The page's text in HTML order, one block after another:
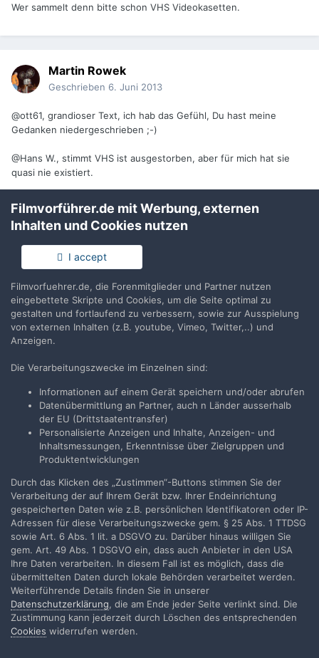
Wer sammelt denn bitte schon VHS Videokasetten.
Martin Rowek
Geschrieben 6. Juni 2013
@ott61, grandioser Text, ich hab das Gefühl, Du hast meine
Gedanken niedergeschrieben ;-)
@Hans W., stimmt VHS ist ausgestorben, aber für mich hat sie
quasi nie existiert.
Gast renehaeberlein
Geschrieben 6. Juni 2013
Schule den Kindern erst einmal was Film ist. Viele kennen nur
Fernsehen und digitale Medien. Das wird wieder ein riesiger
Spass.
Fehlt mir nur ein Stück alter 35mm Film damit die Kids mal was
zum Anfassen haben.
Silas Leachman
Geschrieben 7. Juni 2013
Am 6.6.2013 um 19:19 schrieb renehaeberlein:
Fehlt mir nur ein Stück alter 35mm Film damit die Kids mal
was zum Anfassen haben.
Das geht auch mit 16mm Film, da sieht man ja auch schon die
einzelnen "Bildchen", und es ist das selbe Format, was vorgeführt
wird (ich denke mal, Du zeigst keinen 35mm Film).
@otti61 - Das hast Du sehr schön auf den Punkt gebracht, es liegt
bei jedem einzelnen, in welchem Umfang er welche Technik
nutzen möchte.
Filmvorführer.de mit Werbung, externen
Inhalten und Cookies nutzen
I accept
Filmvorfuehrer.de, die Forenmitglieder und Partner nutzen
eingebettete Skripte und Cookies, um die Seite optimal zu
gestalten und fortlaufend zu verbessern, sowie zur Ausspielung
von externen Inhalten (z.B. youtube, Vimeo, Twitter,..) und
Anzeigen.
Die Verarbeitungszwecke im Einzelnen sind:
Informationen auf einem Gerät speichern und/oder abrufen
Datenübermittlung an Partner, auch n Länder ausserhalb
der EU (Drittstaatentransfer)
Personalisierte Anzeigen und Inhalte, Anzeigen- und
Inhaltsmessungen, Erkenntnisse über Zielgruppen und
Produktentwicklungen
Durch das Klicken des „Zustimmen“-Buttons stimmen Sie der
Verarbeitung der auf Ihrem Gerät bzw. Ihrer Endeinrichtung
gespeicherten Daten wie z.B. persönlichen Identifikatoren oder IP-
Adressen für diese Verarbeitungszwecke gem. § 25 Abs. 1 TTDSG
sowie Art. 6 Abs. 1 lit. a DSGVO zu. Darüber hinaus willigen Sie
gem. Art. 49 Abs. 1 DSGVO ein, dass auch Anbieter in den USA
Ihre Daten verarbeiten. In diesem Fall ist es möglich, dass die
übermittelten Daten durch lokale Behörden verarbeitet werden.
Weiterführende Details finden Sie in unserer
Datenschutzerklärung, die am Ende jeder Seite verlinkt sind. Die
Zustimmung kann jederzeit durch Löschen des entsprechenden
Cookies widerrufen werden.